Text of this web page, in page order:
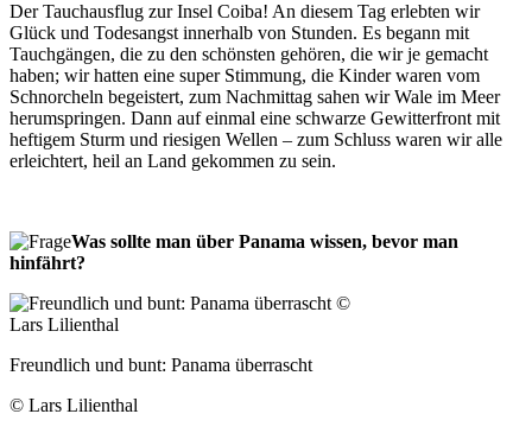
Der Tauchausflug zur Insel Coiba! An diesem Tag erlebten wir
Glück und Todesangst innerhalb von Stunden. Es begann mit
Tauchgängen, die zu den schönsten gehören, die wir je gemacht
haben; wir hatten eine super Stimmung, die Kinder waren vom
Schnorcheln begeistert, zum Nachmittag sahen wir Wale im Meer
herumspringen. Dann auf einmal eine schwarze Gewitterfront mit
heftigem Sturm und riesigen Wellen – zum Schluss waren wir alle
erleichtert, heil an Land gekommen zu sein.
Was sollte man über Panama wissen, bevor man
hinfährt?
Freundlich und bunt: Panama überrascht
© Lars Lilienthal